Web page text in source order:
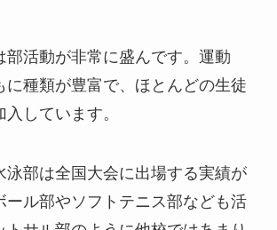
部活動が非常に盛んです。運動
に種類が豊富で、ほとんどの生徒
しています。
泳部は全国大会に出場する実績が
ール部やソフトテニス部なども活